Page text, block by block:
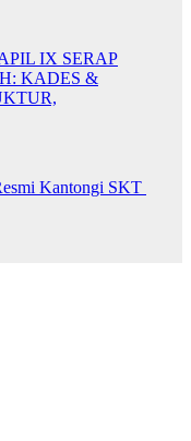
IX SERAP
KADES &
Kantongi SKT